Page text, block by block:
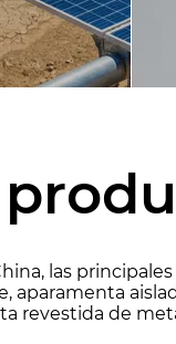
las
revestida de